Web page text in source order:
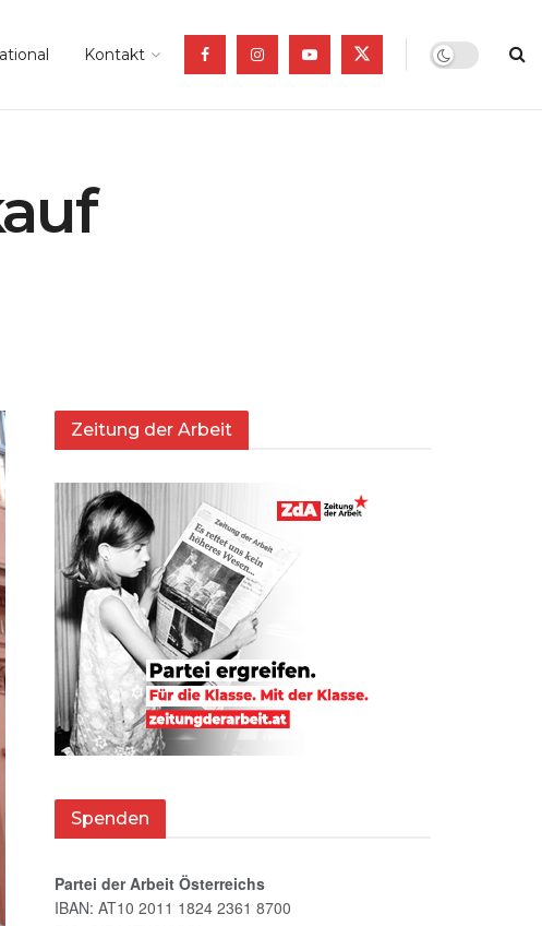
Kontakt
Zeitung der Arbeit
Spenden
Partei der Arbeit Österreichs
IBAN: AT10 2011 1824 2361 8700